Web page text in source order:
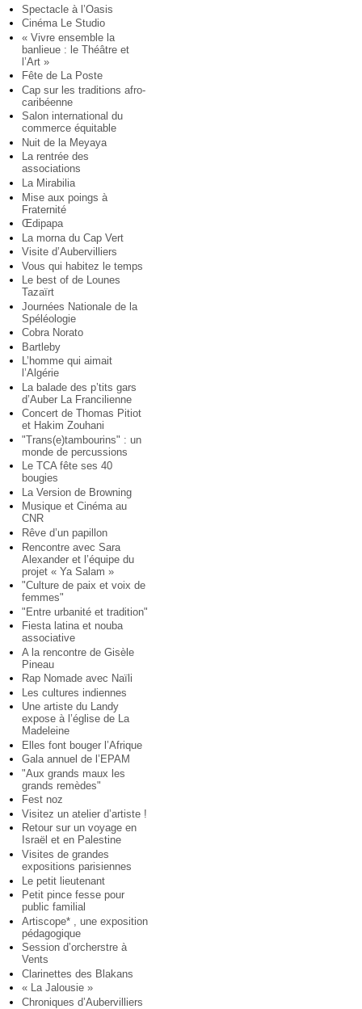
Spectacle à l’Oasis
Cinéma Le Studio
« Vivre ensemble la
banlieue : le Théâtre et
l’Art »
Fête de La Poste
Cap sur les traditions afro-
caribéenne
Salon international du
commerce équitable
Nuit de la Meyaya
La rentrée des
associations
La Mirabilia
Mise aux poings à
Fraternité
Œdipapa
La morna du Cap Vert
Visite d’Aubervilliers
Vous qui habitez le temps
Le best of de Lounes
Tazaïrt
Journées Nationale de la
Spéléologie
Cobra Norato
Bartleby
L’homme qui aimait
l’Algérie
La balade des p’tits gars
d’Auber La Francilienne
Concert de Thomas Pitiot
et Hakim Zouhani
"Trans(e)tambourins" : un
monde de percussions
Le TCA fête ses 40
bougies
La Version de Browning
Musique et Cinéma au
CNR
Rêve d’un papillon
Rencontre avec Sara
Alexander et l’équipe du
projet « Ya Salam »
"Culture de paix et voix de
femmes"
"Entre urbanité et tradition"
Fiesta latina et nouba
associative
A la rencontre de Gisèle
Pineau
Rap Nomade avec Naïli
Les cultures indiennes
Une artiste du Landy
expose à l’église de La
Madeleine
Elles font bouger l’Afrique
Gala annuel de l’EPAM
"Aux grands maux les
grands remèdes"
Fest noz
Visitez un atelier d’artiste !
Retour sur un voyage en
Israël et en Palestine
Visites de grandes
expositions parisiennes
Le petit lieutenant
Petit pince fesse pour
public familial
Artiscope* , une exposition
pédagogique
Session d’orcherstre à
Vents
Clarinettes des Blakans
« La Jalousie »
Chroniques d’Aubervilliers